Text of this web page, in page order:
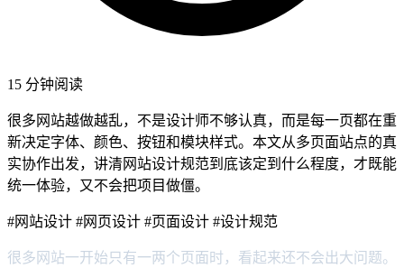
15 分钟阅读
很多网站越做越乱，不是设计师不够认真，而是每一页都在重
新决定字体、颜色、按钮和模块样式。本文从多页面站点的真
实协作出发，讲清网站设计规范到底该定到什么程度，才既能
统一体验，又不会把项目做僵。
#网站设计 #网页设计 #页面设计 #设计规范
很多网站一开始只有一两个页面时，看起来还不会出大问题。